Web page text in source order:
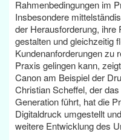
Rahmenbedingungen im
Insbesondere
der Herausforderung,
gestalten und gleichzeitig
Kundenanforderungen zu
Praxis gelingen kann,
Canon am Beispiel der
Christian Scheffel, der
Generation führt, hat die
Digitaldruck umgestellt
weitere Entwicklung des